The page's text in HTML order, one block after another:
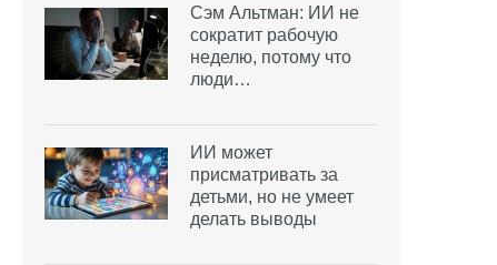
Сэм Альтман: ИИ не
сократит рабочую
неделю, потому что
люди…
ИИ может
присматривать за
детьми, но не умеет
делать выводы